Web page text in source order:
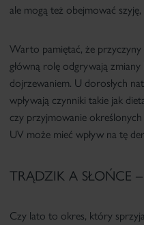
ale mogą też obejmować
Warto pamiętać, że
główną rolę odgrywają
dojrzewaniem. U dorosłych
wpływają czynniki takie jak
czy przyjmowanie
UV może mieć wpływ na tę
TRĄDZIK A SŁOŃCE
Czy lato to okres, który